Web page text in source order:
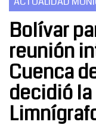
Bolívar
reunión
Cuenca
decidió